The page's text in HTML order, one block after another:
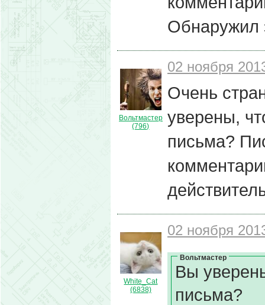
Обнаружил
Вольтмастер
(796)
02 ноября
Очень
уверены,
письма?
White_Cat
(6838)
02 ноября
Вольтмастер
Вы
письма?